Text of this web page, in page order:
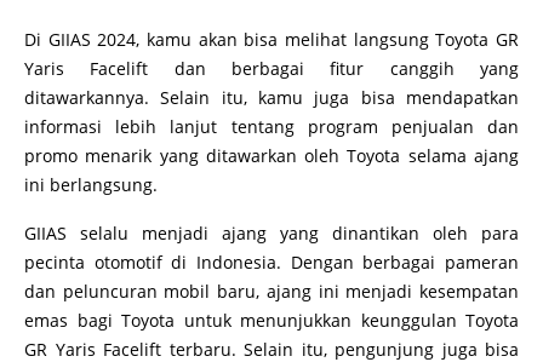
Di GIIAS 2024, kamu akan bisa melihat langsung Toyota GR
Yaris Facelift dan berbagai fitur canggih yang
ditawarkannya. Selain itu, kamu juga bisa mendapatkan
informasi lebih lanjut tentang program penjualan dan
promo menarik yang ditawarkan oleh Toyota selama ajang
ini berlangsung.
GIIAS selalu menjadi ajang yang dinantikan oleh para
pecinta otomotif di Indonesia. Dengan berbagai pameran
dan peluncuran mobil baru, ajang ini menjadi kesempatan
emas bagi Toyota untuk menunjukkan keunggulan Toyota
GR Yaris Facelift terbaru. Selain itu, pengunjung juga bisa